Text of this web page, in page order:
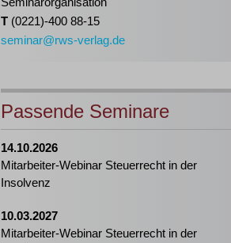
T (0221)-400 88-15
seminar@rws-verlag.de
Passende Seminare
14.10.2026
Mitarbeiter-Webinar Steuerrecht in der
Insolvenz
10.03.2027
Mitarbeiter-Webinar Steuerrecht in der